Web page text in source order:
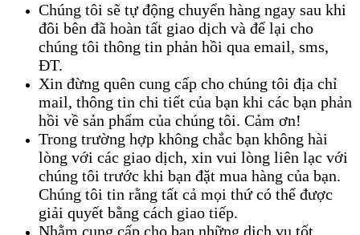
Chúng tôi sẽ tự động chuyển hàng ngay sau khi
đôi bên đã hoàn tất giao dịch và để lại cho
chúng tôi thông tin phản hồi qua email, sms,
ĐT.
Xin đừng quên cung cấp cho chúng tôi địa chỉ
mail, thông tin chi tiết của bạn khi các bạn phản
hồi về sản phẩm của chúng tôi. Cảm ơn!
Trong trường hợp không chắc bạn không hài
lòng với các giao dịch, xin vui lòng liên lạc với
chúng tôi trước khi bạn đặt mua hàng của bạn.
Chúng tôi tin rằng tất cả mọi thứ có thể được
giải quyết bằng cách giao tiếp.
Nhằm cung cấp cho bạn những dịch vụ tốt